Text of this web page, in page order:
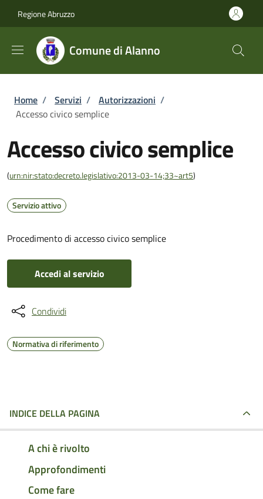
Regione Abruzzo
Comune di Alanno
Briciole di pane
Home / Servizi / Autorizzazioni /
Accesso civico semplice
Accesso civico semplice
(urn:nir:stato:decreto.legislativo:2013-03-14;33~art5)
Servizio attivo
Procedimento di accesso civico semplice
Accedi al servizio
Condividi
Normativa di riferimento
INDICE DELLA PAGINA
A chi è rivolto
Approfondimenti
Come fare